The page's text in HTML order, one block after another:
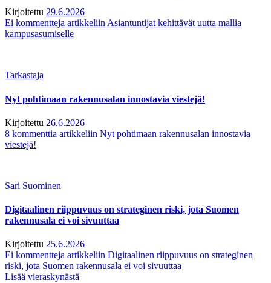
Kirjoitettu 29.6.2026
Ei kommentteja artikkeliin Asiantuntijat kehittävät uutta mallia
kampusasumiselle
Tarkastaja
Nyt pohtimaan rakennusalan innostavia viestejä!
Kirjoitettu 26.6.2026
8 kommenttia artikkeliin Nyt pohtimaan rakennusalan innostavia
viestejä!
Sari Suominen
Digitaalinen riippuvuus on strateginen riski, jota Suomen
rakennusala ei voi sivuuttaa
Kirjoitettu 25.6.2026
Ei kommentteja artikkeliin Digitaalinen riippuvuus on strateginen
riski, jota Suomen rakennusala ei voi sivuuttaa
Lisää vieraskynästä